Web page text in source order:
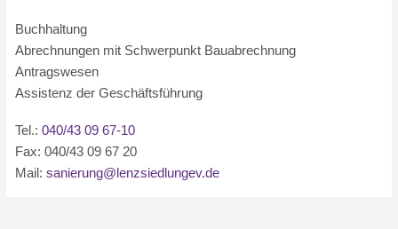
Buchhaltung
Abrechnungen mit Schwerpunkt Bauabrechnung
Antragswesen
Assistenz der Geschäftsführung
Tel.:040/43 09 67-10
Fax: 040/43 09 67 20
Mail:sanierung@lenzsiedlungev.de